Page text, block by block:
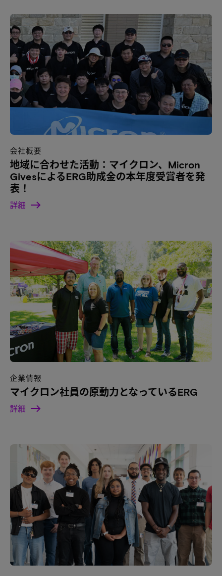
会社概要
地域に合わせた活動：マイクロン、Micron
GivesによるERG助成金の本年度受賞者を発
表！
詳細
企業情報
マイクロン社員の原動力となっているERG
詳細